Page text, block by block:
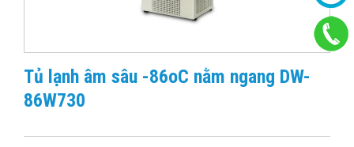
Tủ lạnh âm sâu -86oC nằm ngang DW-
86W730